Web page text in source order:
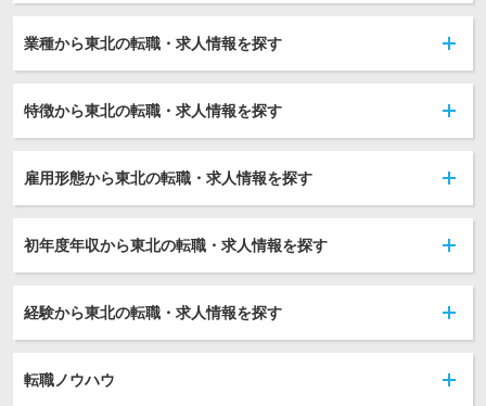
業種から東北の転職・求人情報を探す
特徴から東北の転職・求人情報を探す
雇用形態から東北の転職・求人情報を探す
初年度年収から東北の転職・求人情報を探す
経験から東北の転職・求人情報を探す
転職ノウハウ